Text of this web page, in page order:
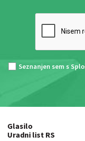
Seznanjen sem s
Glasilo
Uradni list RS